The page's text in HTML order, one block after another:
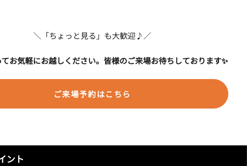
＼「ちょっと見る」も大歓迎♪／
お気軽にお越しください。皆様のご来場お待ちしております✨
ご来場予約はこちら
ント